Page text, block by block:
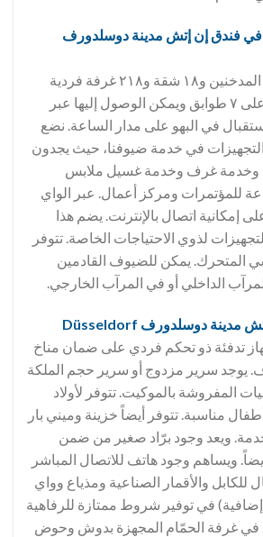
في فندق إن إتش مدينة دوسلدورف
تتوزع ٣٣٨ غرفة لغير المدخنين و١٨ شقة و٢١٨ غرفة فردية
و١٠٠ غرفة مزدوجة على ٧ طوابق ويمكن الوصول إليها عبر
في البهو على مدار الساعة. نضع
في خدمة ضيوفنا، حيث يجدون
وخدمة غرف وخدمة غسيل ملابس
شعر و١٤ قاعة للمؤتمرات ومركز أعمال. عبر الواي
اتصال بالإنترنت. يضم هذا
لذوي الاحتياجات الخاصة. تتوفر
المتحرك. يمكن للضيوف القادمين
الداخلي أو في المرآب الخارجي.
مدينة دوسلدورف
تدفئة ذو تحكم فردي على ضمان مناخ
يوجد سرير مزدوج أو سرير حجم الملكة
المفروشة بالموكيت. تتوفر لأولاد
مناسبة. تتوفر أيضاً خزينة وميني بار
ويعد وجود برّاد صغير من ضمن
ويساهم وجود هاتف للاتصال المباشر
للكابل والأقمار الصناعية ومذياع وواي
في توفير شروط ممتازة للرفاهية
في غرفة الحمّام المجهزة بدوش وحوض